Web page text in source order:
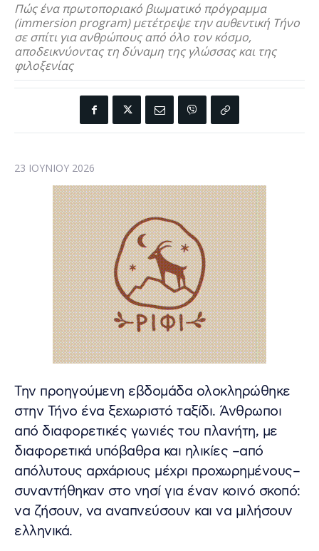
Πώς ένα πρωτοποριακό βιωματικό πρόγραμμα
(immersion program) μετέτρεψε την αυθεντική Τήνο
σε σπίτι για ανθρώπους από όλο τον κόσμο,
αποδεικνύοντας τη δύναμη της γλώσσας και της
φιλοξενίας
23 ΙΟΥΝΊΟΥ 2026
Την προηγούμενη εβδομάδα ολοκληρώθηκε
στην Τήνο ένα ξεχωριστό ταξίδι. Άνθρωποι
από διαφορετικές γωνιές του πλανήτη, με
διαφορετικά υπόβαθρα και ηλικίες –από
απόλυτους αρχάριους μέχρι προχωρημένους–
συναντήθηκαν στο νησί για έναν κοινό σκοπό:
να ζήσουν, να αναπνεύσουν και να μιλήσουν
ελληνικά.